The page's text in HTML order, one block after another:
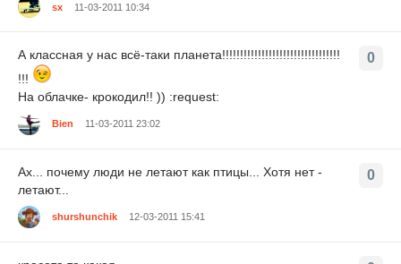
sx 11-03-2011 10:34
0
А классная у нас всё-таки планета!!!!!!!!!!!!!!!!!!!!!!!!!!!!!!!!!
!!!
На облачке- крокодил!! )) :request:
Bien 11-03-2011 23:02
0
Ах... почему люди не летают как птицы... Хотя нет -
летают...
shurshunchik 12-03-2011 15:41